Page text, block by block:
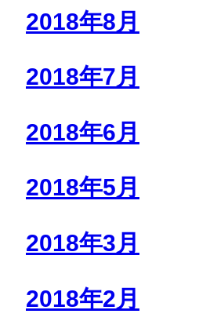
2018年8月
2018年7月
2018年6月
2018年5月
2018年3月
2018年2月